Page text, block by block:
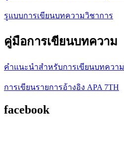
รูแบบการเขียนบทความวิชาการ
คู่มือการเขียนบทความ
คำแนะนำสำหรับการเขียนบทความ
การเขียนรายการอ้างอิง APA 7TH
facebook